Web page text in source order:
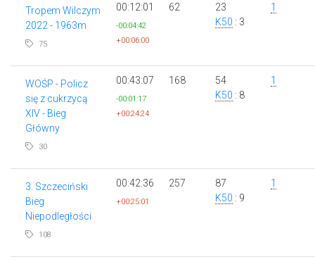
Tropem Wilczym
2022 - 1963m
75
00:12:01
-00:04:42
+00:06:00
62
23
K50 : 3
1
WOŚP - Policz
się z cukrzycą
XIV - Bieg
Główny
30
00:43:07
-00:01:17
+00:24:24
168
54
K50 : 8
1
3. Szczeciński
Bieg
Niepodległości
108
00:42:36
+00:25:01
257
87
K50 : 9
1